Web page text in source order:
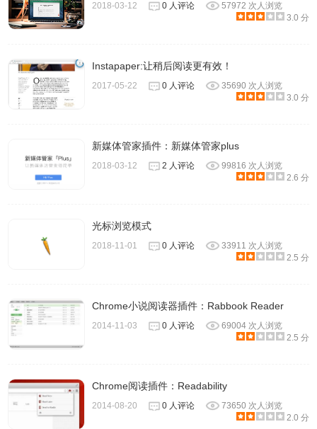
2018-03-12 0 人评论
57972 次人浏览
3.0 分
Instapaper:让稍后阅读更有效！
2017-05-22 0 人评论
35690 次人浏览
3.0 分
新媒体管家插件：新媒体管家plus
2018-03-12 2 人评论
99816 次人浏览
2.6 分
光标浏览模式
2018-11-01 0 人评论
33911 次人浏览
2.5 分
Chrome小说阅读器插件：Rabbook Reader
2014-11-03 0 人评论
69004 次人浏览
2.5 分
Chrome阅读插件：Readability
2014-08-20 0 人评论
73650 次人浏览
2.0 分